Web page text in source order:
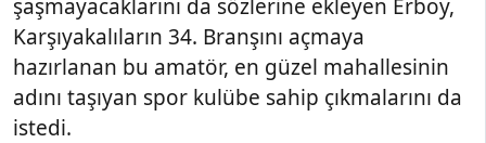
şaşmayacaklarını da sözlerine ekleyen Erboy,
Karşıyakalıların 34. Branşını açmaya
hazırlanan bu amatör, en güzel mahallesinin
adını taşıyan spor kulübe sahip çıkmalarını da
istedi.